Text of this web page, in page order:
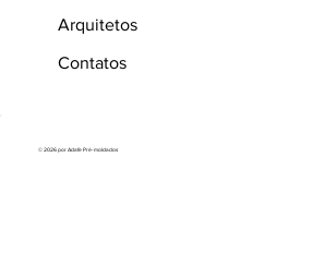
Arquitetos
Contatos
© 2026 por Adafe Pré-moldados